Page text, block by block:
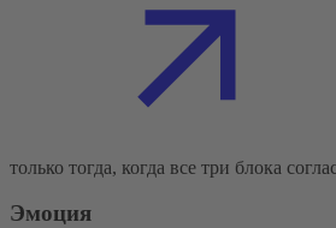
только тогда, когда все три блока
Эмоция